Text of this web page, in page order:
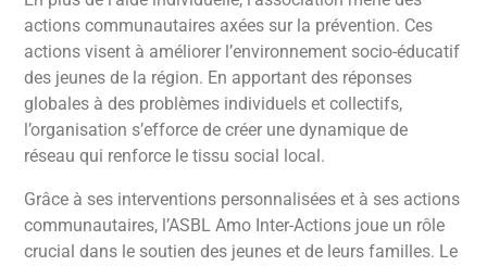
actions communautaires axées sur la prévention. Ces
actions visent à améliorer l’environnement socio-éducatif
des jeunes de la région. En apportant des réponses
globales à des problèmes individuels et collectifs,
l’organisation s’efforce de créer une dynamique de
réseau qui renforce le tissu social local.
Grâce à ses interventions personnalisées et à ses actions
communautaires, l’ASBL Amo Inter-Actions joue un rôle
crucial dans le soutien des jeunes et de leurs familles. Le